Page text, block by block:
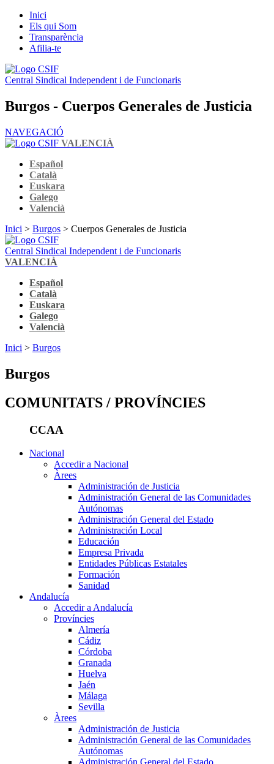
Inici
Els qui Som
Transparència
Afilia-te
Central Sindical Independent i de Funcionaris
Burgos - Cuerpos Generales de Justicia
NAVEGACIÓ
VALENCIÀ
Español
Català
Euskara
Galego
Valencià
Inici > Burgos > Cuerpos Generales de Justicia
Central Sindical Independent i de Funcionaris
VALENCIÀ
Español
Català
Euskara
Galego
Valencià
Inici > Burgos
Burgos
COMUNITATS / PROVÍNCIES
CCAA
Nacional
Accedir a Nacional
Àrees
Administración de Justicia
Administración General de las Comunidades
Autónomas
Administración General del Estado
Administración Local
Educación
Empresa Privada
Entidades Públicas Estatales
Formación
Sanidad
Andalucía
Accedir a Andalucía
Províncies
Almería
Cádiz
Córdoba
Granada
Huelva
Jaén
Málaga
Sevilla
Àrees
Administración de Justicia
Administración General de las Comunidades
Autónomas